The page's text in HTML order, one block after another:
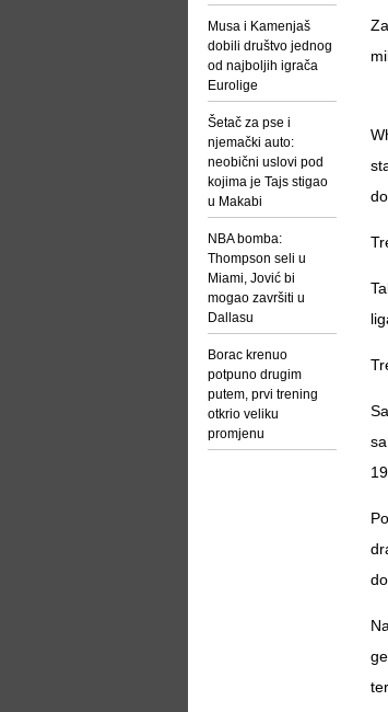
Musa i Kamenjaš
dobili društvo jednog
od najboljih igrača
Eurolige
Šetač za pse i
njemački auto:
neobični uslovi pod
kojima je Tajs stigao
u Makabi
NBA bomba:
Thompson seli u
Miami, Jović bi
mogao završiti u
Dallasu
Borac krenuo
potpuno drugim
putem, prvi trening
otkrio veliku
promjenu